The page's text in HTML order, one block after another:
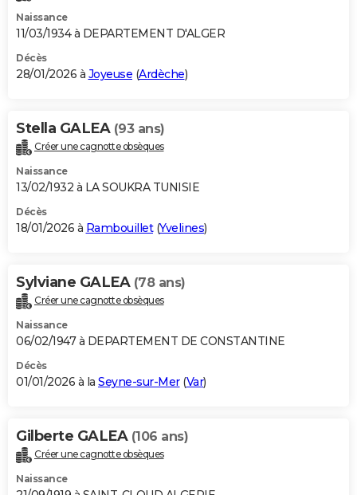
Naissance
11/03/1934 à DEPARTEMENT D'ALGER
Décès
28/01/2026 à Joyeuse (Ardèche)
Stella GALEA (93 ans)
Créer une cagnotte obsèques
Naissance
13/02/1932 à LA SOUKRA TUNISIE
Décès
18/01/2026 à Rambouillet(Yvelines)
Sylviane GALEA (78 ans)
Créer une cagnotte obsèques
Naissance
06/02/1947 à DEPARTEMENT DE CONSTANTINE
Décès
01/01/2026 à la Seyne-sur-Mer(Var)
Gilberte GALEA (106 ans)
Créer une cagnotte obsèques
Naissance